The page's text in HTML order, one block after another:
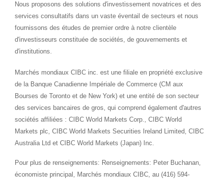
Nous proposons des solutions d'investissement novatrices et des
services consultatifs dans un vaste éventail de secteurs et nous
fournissons des études de premier ordre à notre clientèle
d'investisseurs constituée de sociétés, de gouvernements et
d'institutions.
Marchés mondiaux CIBC inc. est une filiale en propriété exclusive
de la Banque Canadienne Impériale de Commerce (CM aux
Bourses deToronto et de New York) et une entité de son secteur
des services bancaires de gros, qui comprend également d'autres
sociétés affiliées : CIBC World Markets Corp., CIBC World
Markets plc, CIBC World Markets Securities
Ireland Limited, CIBC
AustraliaLtd et CIBC World Markets (Japan) Inc.
Pour plus de renseignements: Renseignements: Peter Buchanan,
économiste principal, Marchés mondiaux CIBC, au (416) 594-